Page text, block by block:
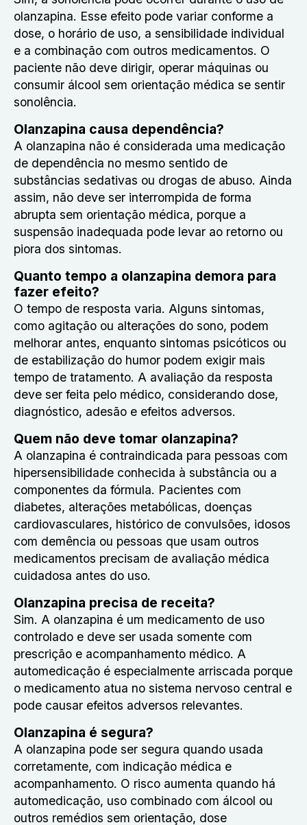
olanzapina. Esse efeito pode variar conforme a
dose, o horário de uso, a sensibilidade individual
e a combinação com outros medicamentos. O
paciente não deve dirigir, operar máquinas ou
consumir álcool sem orientação médica se sentir
sonolência.
Olanzapina causa dependência?
A olanzapina não é considerada uma medicação
de dependência no mesmo sentido de
substâncias sedativas ou drogas de abuso. Ainda
assim, não deve ser interrompida de forma
abrupta sem orientação médica, porque a
suspensão inadequada pode levar ao retorno ou
piora dos sintomas.
Quanto tempo a olanzapina demora para
fazer efeito?
O tempo de resposta varia. Alguns sintomas,
como agitação ou alterações do sono, podem
melhorar antes, enquanto sintomas psicóticos ou
de estabilização do humor podem exigir mais
tempo de tratamento. A avaliação da resposta
deve ser feita pelo médico, considerando dose,
diagnóstico, adesão e efeitos adversos.
Quem não deve tomar olanzapina?
A olanzapina é contraindicada para pessoas com
hipersensibilidade conhecida à substância ou a
componentes da fórmula. Pacientes com
diabetes, alterações metabólicas, doenças
cardiovasculares, histórico de convulsões, idosos
com demência ou pessoas que usam outros
medicamentos precisam de avaliação médica
cuidadosa antes do uso.
Olanzapina precisa de receita?
Sim. A olanzapina é um medicamento de uso
controlado e deve ser usada somente com
prescrição e acompanhamento médico. A
automedicação é especialmente arriscada porque
o medicamento atua no sistema nervoso central e
pode causar efeitos adversos relevantes.
Olanzapina é segura?
A olanzapina pode ser segura quando usada
corretamente, com indicação médica e
acompanhamento. O risco aumenta quando há
automedicação, uso combinado com álcool ou
outros remédios sem orientação, dose